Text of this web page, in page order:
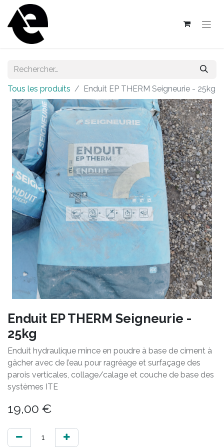
Tous les produits Enduit EP THERM Seigneurie - 25kg
Enduit EP THERM Seigneurie -
25kg
Enduit hydraulique mince en poudre à base de ciment à
gâcher avec de l’eau pour ragréage et surfaçage des
parois verticales, collage/calage et couche de base des
systèmes ITE
19,00 €